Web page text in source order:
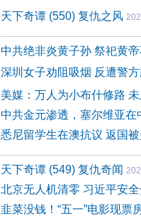
天下奇谭 (550) 复仇之风
中共绝非炎黄子孙 祭祀黄
深圳女子劝阻吸烟 反遭警方
美媒：万人为小布什修路
中共金元渗透，塞尔维亚在
悉尼留学生在澳抗议 返国
天下奇谭 (549) 复仇奇闻
北京无人机清零 习近平安
韭菜没钱！“五一”电影现票